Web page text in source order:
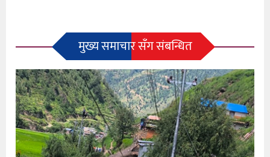
मुख्य समाचार सँग संबन्धित